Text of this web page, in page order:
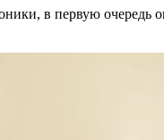
в первую